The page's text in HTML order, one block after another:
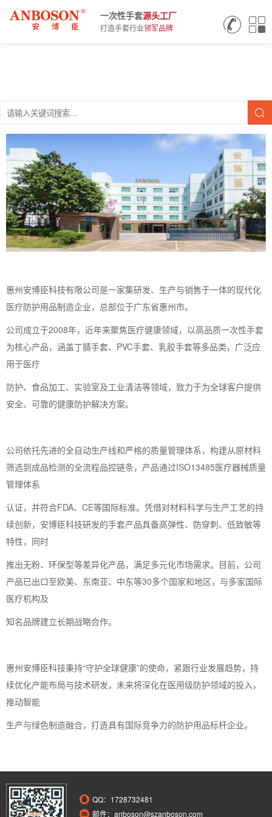
一次性手套源头工厂
打造手套行业领军品牌
惠州安博臣科技有限公司是一家集研发、生产与销售于一体的现代化
医疗防护用品制造企业，总部位于广东省惠州市。
公司成立于2008年，近年来聚焦医疗健康领域，以高品质一次性手套
为核心产品，涵盖丁腈手套、PVC手套、乳胶手套等多品类，广泛应
用于医疗
防护、食品加工、实验室及工业清洁等领域，致力于为全球客户提供
安全、可靠的健康防护解决方案。
公司依托先进的全自动生产线和严格的质量管理体系，构建从原材料
筛选到成品检测的全流程品控链条，产品通过ISO13485医疗器械质量
管理体系
认证，并符合FDA、CE等国际标准。凭借对材料科学与生产工艺的持
续创新，安博臣科技研发的手套产品具备高弹性、防穿刺、低致敏等
特性，同时
推出无粉、环保型等差异化产品，满足多元化市场需求。目前，公司
产品已出口至欧美、东南亚、中东等30多个国家和地区，与多家国际
医疗机构及
知名品牌建立长期战略合作。
惠州安博臣科技秉持“守护全球健康”的使命，紧跟行业发展趋势，持
续优化产能布局与技术研发，未来将深化在医用级防护领域的投入，
推动智能
生产与绿色制造融合，打造具有国际竞争力的防护用品标杆企业。
QQ： 1728732481
邮件：anboson@szanboson.com